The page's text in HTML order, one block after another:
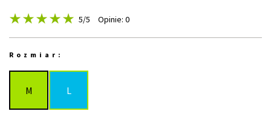
5/5 Opinie: 0
Rozmiar:
M L